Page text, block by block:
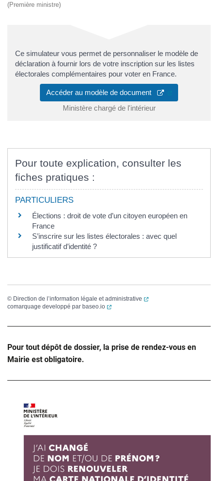
(Première ministre)
Ce simulateur vous permet de personnaliser le modèle de
déclaration à fournir lors de votre inscription sur les listes
électorales complémentaires pour voter en France.
Accéder au modèle de document
(ouverture
Ministère chargé de l'intérieur
Pour toute explication, consulter les
fiches pratiques :
PARTICULIERS
Élections : droit de vote d’un citoyen européen en
France
S’inscrire sur les listes électorales : avec quel
justificatif d’identité ?
© Direction de l’information légale et administrative
(ouverture dans un
comarquage developpé par baseo.io (ouverture dans un nouvel onglet)
Pour tout dépôt de dossier, la prise de rendez-vous en
Mairie est obligatoire.